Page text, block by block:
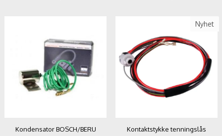
Kondensator BOSCH/BERU
Nyhet
Kontaktstykke tenningslås